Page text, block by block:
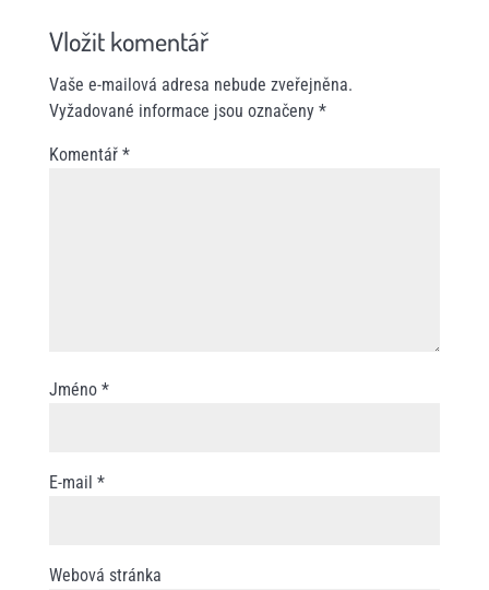
Vložit komentář
Vaše e-mailová adresa nebude zveřejněna.
Vyžadované informace jsou označeny *
Komentář *
Jméno *
E-mail *
Webová stránka